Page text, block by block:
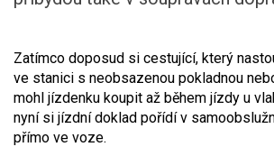
Zatímco doposud si cestující, který
ve stanici s neobsazenou pokladnou
mohl jízdenku koupit až během jízdy u
nyní si jízdní doklad pořídí v
přímo ve voze.